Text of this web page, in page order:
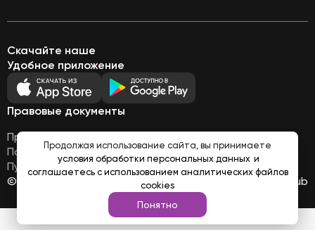
Скачайте наше
Удобное приложение
Правовые документы
Правовая информация
Политика обработки персональных данных
Публичная оферта
© Все права защищены 2026Работает на Loyalhub
Продолжая использование сайта, вы принимаете
условия обработки персональных данных и
соглашаетесь с использованием аналитических файлов
cookies
Понятно